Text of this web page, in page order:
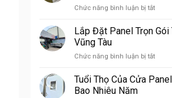
Panel
Nhất
Chức năng bình luận bị tắtở
Panel
Xưởng
Biến
Lắp Đặt Panel Trọn Gói
Vũng Tàu
Chức năng bình luận bị tắtở
Đặt
Tuổi Thọ Của Cửa
Bao Nhiêu Năm